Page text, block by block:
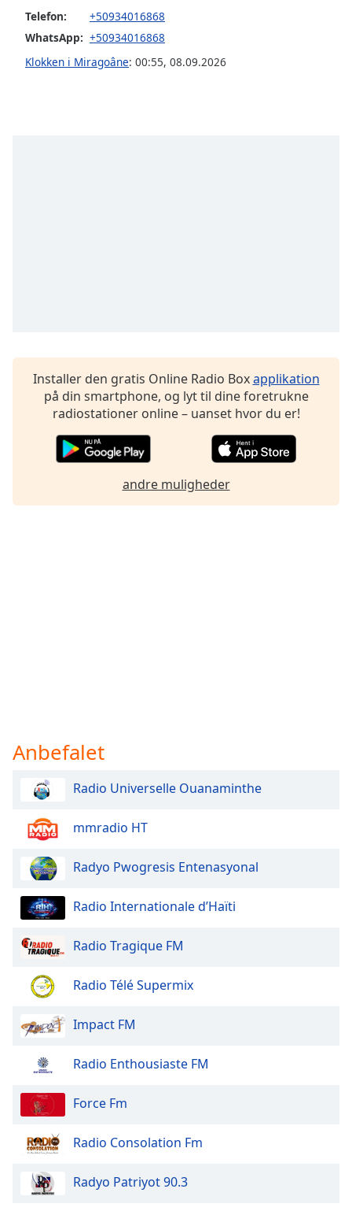
Opacity
Caption
Telefon:
+50934016868
WhatsApp: +50934016868
Klokken i Miragoâne: 00:55, 08.09.2026
Installer den gratis Online Radio Boxapplikation
på din smartphone, og lyt til dine foretrukne
radiostationer online – uanset hvor du er!
andre muligheder
Anbefalet
Radio Universelle Ouanaminthe
mmradio HT
Radyo Pwogresis Entenasyonal
Radio Internationale d’Haïti
Radio Tragique FM
Radio Télé Supermix
Impact FM
Radio Enthousiaste FM
Force Fm
Radio Consolation Fm
Radyo Patriyot 90.3